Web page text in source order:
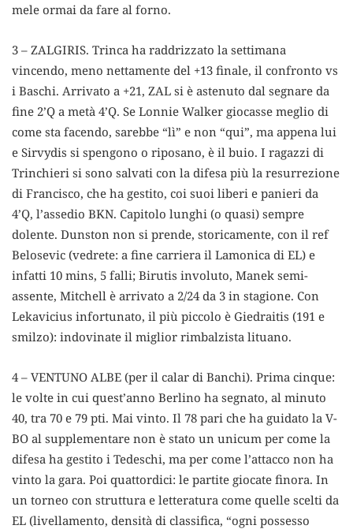
mele ormai da fare al forno.
3 – ZALGIRIS. Trinca ha raddrizzato la settimana
vincendo, meno nettamente del +13 finale, il confronto vs
i Baschi. Arrivato a +21, ZAL si è astenuto dal segnare da
fine 2’Q a metà 4’Q. Se Lonnie Walker giocasse meglio di
come sta facendo, sarebbe “lì” e non “qui”, ma appena lui
e Sirvydis si spengono o riposano, è il buio. I ragazzi di
Trinchieri si sono salvati con la difesa più la resurrezione
di Francisco, che ha gestito, coi suoi liberi e panieri da
4’Q, l’assedio BKN. Capitolo lunghi (o quasi) sempre
dolente. Dunston non si prende, storicamente, con il ref
Belosevic (vedrete: a fine carriera il Lamonica di EL) e
infatti 10 mins, 5 falli; Birutis involuto, Manek semi-
assente, Mitchell è arrivato a 2/24 da 3 in stagione. Con
Lekavicius infortunato, il più piccolo è Giedraitis (191 e
smilzo): indovinate il miglior rimbalzista lituano.
4 – VENTUNO ALBE (per il calar di Banchi). Prima cinque:
le volte in cui quest’anno Berlino ha segnato, al minuto
40, tra 70 e 79 pti. Mai vinto. Il 78 pari che ha guidato la V-
BO al supplementare non è stato un unicum per come la
difesa ha gestito i Tedeschi, ma per come l’attacco non ha
vinto la gara. Poi quattordici: le partite giocate finora. In
un torneo con struttura e letteratura come quelle scelti da
EL (livellamento, densità di classifica, “ogni possesso